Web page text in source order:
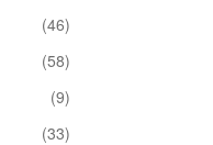
(46)
(58)
(9)
(33)